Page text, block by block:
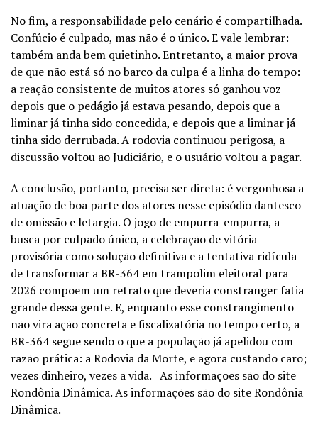
No fim, a responsabilidade pelo cenário é compartilhada.
Confúcio é culpado, mas não é o único. E vale lembrar:
também anda bem quietinho. Entretanto, a maior prova
de que não está só no barco da culpa é a linha do tempo:
a reação consistente de muitos atores só ganhou voz
depois que o pedágio já estava pesando, depois que a
liminar já tinha sido concedida, e depois que a liminar já
tinha sido derrubada. A rodovia continuou perigosa, a
discussão voltou ao Judiciário, e o usuário voltou a pagar.
A conclusão, portanto, precisa ser direta: é vergonhosa a
atuação de boa parte dos atores nesse episódio dantesco
de omissão e letargia. O jogo de empurra-empurra, a
busca por culpado único, a celebração de vitória
provisória como solução definitiva e a tentativa ridícula
de transformar a BR-364 em trampolim eleitoral para
2026 compõem um retrato que deveria constranger fatia
grande dessa gente. E, enquanto esse constrangimento
não vira ação concreta e fiscalizatória no tempo certo, a
BR-364 segue sendo o que a população já apelidou com
razão prática: a Rodovia da Morte, e agora custando caro;
vezes dinheiro, vezes a vida. As informações são do site
Rondônia Dinâmica. As informações são do site Rondônia
Dinâmica.